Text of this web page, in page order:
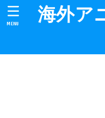
海外ア
MENU